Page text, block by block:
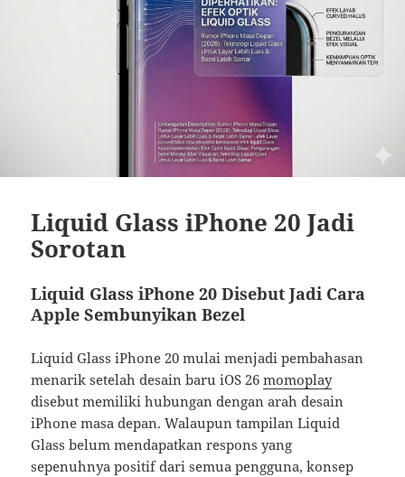
Liquid Glass iPhone 20 Jadi
Sorotan
Liquid Glass iPhone 20 Disebut Jadi Cara
Apple Sembunyikan Bezel
Liquid Glass iPhone 20 mulai menjadi pembahasan
menarik setelah desain baru iOS 26momoplay
disebut memiliki hubungan dengan arah desain
iPhone masa depan. Walaupun tampilan Liquid
Glass belum mendapatkan respons yang
sepenuhnya positif dari semua pengguna, konsep